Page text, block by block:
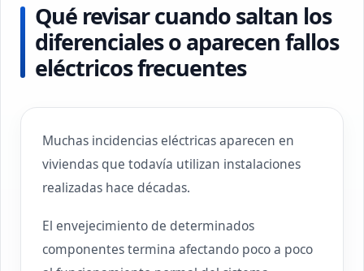
Qué revisar cuando saltan los
diferenciales o aparecen fallos
eléctricos frecuentes
Muchas incidencias eléctricas aparecen en
viviendas que todavía utilizan instalaciones
realizadas hace décadas.
El envejecimiento de determinados
componentes termina afectando poco a poco